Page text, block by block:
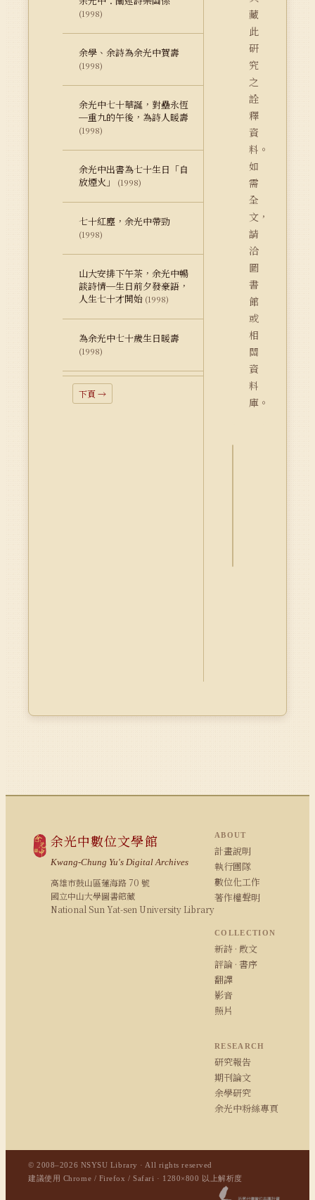
(1998)
余學、余詩為余光中賀壽
(1998)
余光中七十華誕，對壘永恆
─重九的午後，為詩人暖壽
(1998)
余光中出書為七十生日「自
放煙火」
(1998)
七十紅塵，余光中帶勁
(1998)
山大安排下午茶，余光中暢
談詩情─生日前夕發豪語，
人生七十才開始 (1998)
為余光中七十歲生日暖壽
(1998)
下頁 →
藏
此
研
究
之
詮
釋
資
料。
如
需
全
文，
請
洽
圖
書
館
或
相
關
資
料
庫。
余光中數位文學館
Kwang-Chung Yu's Digital Archives
高雄市鼓山區蓮海路 70 號
國立中山大學圖書館藏
National Sun Yat-sen University Library
ABOUT
計畫說明
執行團隊
數位化工作
著作權聲明
COLLECTION
新詩 · 散文
評論 · 書序
翻譯
影音
照片
RESEARCH
研究報告
期刊論文
余學研究
余光中粉絲專頁
© 2008–2026 NSYSU Library · All rights reserved
建議使用 Chrome / Firefox / Safari · 1280×800 以上解析度